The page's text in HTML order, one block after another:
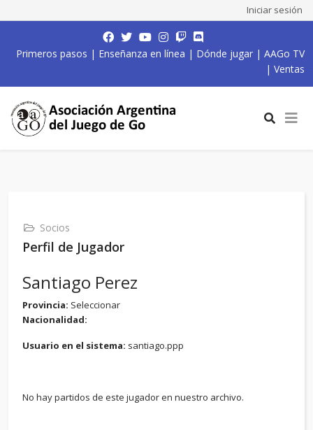
Iniciar sesión
Primeros pasos | Enseñanza en línea | Dónde jugar | AAGo TV
| Ventas
Socios
Perfil de Jugador
Santiago Perez
Provincia: Seleccionar
Nacionalidad:
Usuario en el sistema: santiago.ppp
No hay partidos de este jugador en nuestro archivo.